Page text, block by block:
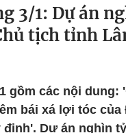
3/1: Dự án
tịch tỉnh
gồm các nội dung:
bái xá lợi tóc của
Dự án nghìn